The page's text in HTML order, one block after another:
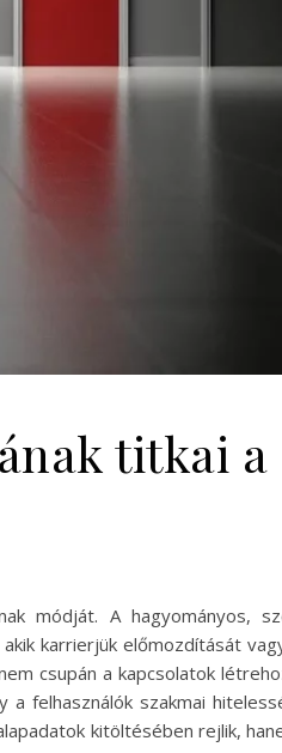
titkai a
módját. A hagyományos,
karrierjük előmozdítását
csupán a kapcsolatok
felhasználók szakmai
kitöltésében rejlik,